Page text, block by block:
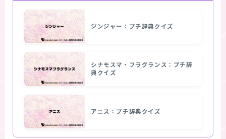
ジンジャー：プチ辞典クイズ
シナモスマ・フラグランス：プチ辞
典クイズ
アニス：プチ辞典クイズ